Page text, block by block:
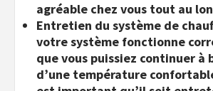
agréable chez vous tout au
Entretien du système de
votre système fonctionne
que vous puissiez continuer à
d’une température